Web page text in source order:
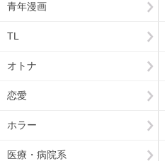
青年漫画
TL
オトナ
恋愛
ホラー
医療・病院系